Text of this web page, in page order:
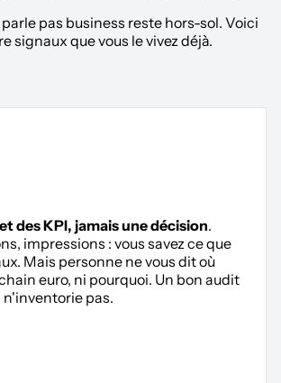
pas business reste hors-sol. Voici
signaux que vous le vivez déjà.
des KPI, jamais une décision.
impressions : vous savez ce que
Mais personne ne vous dit où
euro, ni pourquoi. Un bon audit
n'inventorie pas.